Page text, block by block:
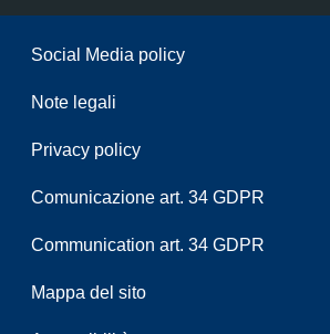
Social Media policy
Note legali
Privacy policy
Comunicazione art. 34 GDPR
Communication art. 34 GDPR
Mappa del sito